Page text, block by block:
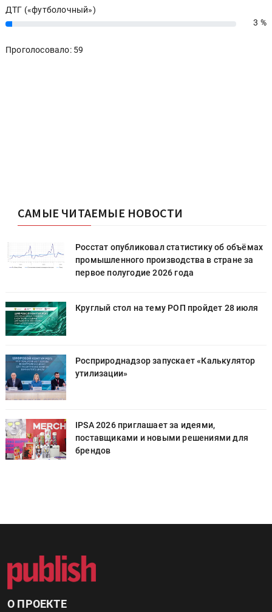
ДТГ («футболочный»)
3% 3 %
Проголосовало: 59
САМЫЕ ЧИТАЕМЫЕ НОВОСТИ
Росстат опубликовал статистику об объёмах
промышленного производства в стране за
первое полугодие 2026 года
Круглый стол на тему РОП пройдет 28 июля
Росприроднадзор запускает «Калькулятор
утилизации»
IPSA 2026 приглашает за идеями,
поставщиками и новыми решениями для
брендов
О ПРОЕКТЕ